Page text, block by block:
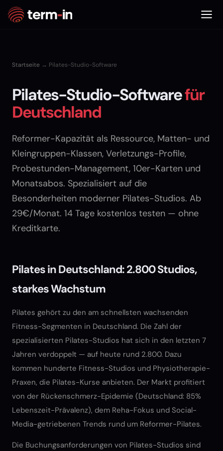
Startseite → Pilates-Studio-Software
Pilates-Studio-Softwarefür
Deutschland
Reformer-Kapazität als Ressource, Matten- und
Kleingruppen-Klassen, Verletzungs-Profile,
Probestunden-Management, 10er-Karten und
Monatsabos. Spezialisiert auf die
Besonderheiten moderner Pilates-Studios. Ab
29€/Monat. 14 Tage kostenlos testen — ohne
Kreditkarte.
Pilates in Deutschland: 2.800 Studios,
starkes Wachstum
Pilates gehört zu den am schnellsten wachsenden
Fitness-Segmenten in Deutschland. Die Zahl der
spezialisierten Pilates-Studios hat sich in den letzten 7
Jahren verdoppelt — auf heute rund 2.800. Dazu
kommen hunderte Fitness-Studios und Physiotherapie-
Praxen, die Pilates-Kurse anbieten. Der Markt profitiert
von der Rückenschmerz-Epidemie (Deutschland: 85%
Lebenszeit-Prävalenz), dem Reha-Fokus und Social-
Media-getriebenen Trends rund um Reformer-Pilates.
Die Buchungsanforderungen von Pilates-Studios sind